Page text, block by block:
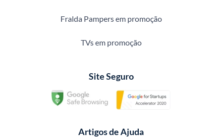
Fralda Pampers em promoção
TVs em promoção
Site Seguro
Artigos de Ajuda